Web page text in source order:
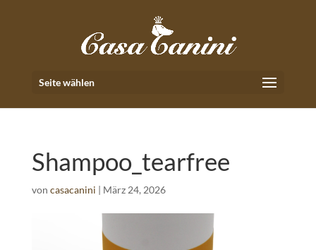
Seite wählen
Shampoo_tearfree
von casacanini | März 24, 2026